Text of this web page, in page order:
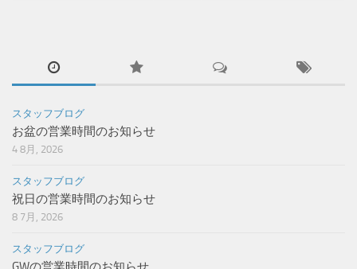
スタッフブログ
お盆の営業時間のお知らせ
4 8月, 2026
スタッフブログ
祝日の営業時間のお知らせ
8 7月, 2026
スタッフブログ